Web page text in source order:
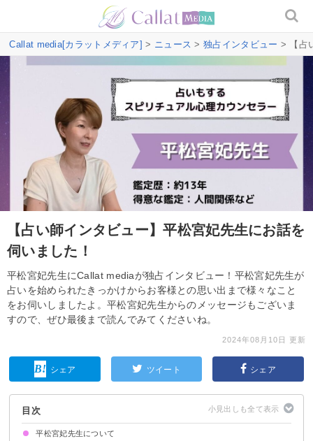
Callat media[カラットメディア] > ニュース >独占インタビュー > 【占
【占い師インタビュー】平松宮妃先生にお話を
伺いました！
平松宮妃先生にCallat mediaが独占インタビュー！平松宮妃先生が
占いを始められたきっかけからお客様との思い出まで様々なこと
をお伺いしましたよ。平松宮妃先生からのメッセージもございま
すので、ぜひ最後まで読んでみてくださいね。
2024年08月10日 更新
シェア ツイート シェア
目次
平松宮妃先生について